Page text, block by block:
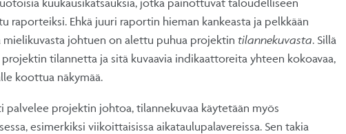
raporteiksi. Ehkä juuri raportin hieman kankeasta ja pelkkään
johtuen on alettu puhua projektin tilannekuvasta. Sillä
tilannetta ja sitä kuvaavia indikaattoreita yhteen kokoavaa,
koottua näkymää.
projektin johtoa, tilannekuvaa käytetään myös
esimerkiksi viikoittaisissa aikataulupalavereissa. Sen takia